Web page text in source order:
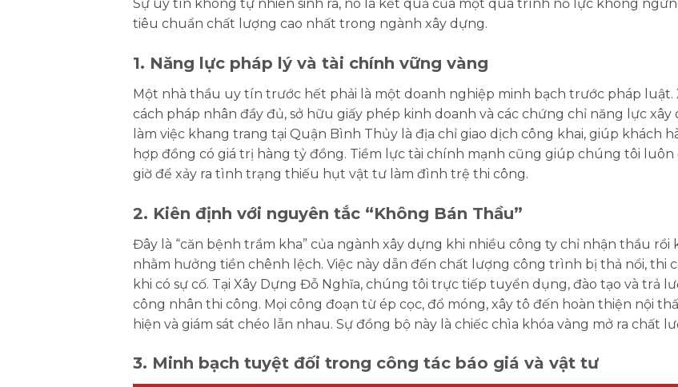
Sự uy tín không tự nhiên sinh ra, nó là kết quả của một quá trình nỗ lực không
tiêu chuẩn chất lượng cao nhất trong ngành xây dựng.
1. Năng lực pháp lý và tài chính vững vàng
Một nhà thầu uy tín trước hết phải là một doanh nghiệp minh bạch trước pháp
cách pháp nhân đầy đủ, sở hữu giấy phép kinh doanh và các chứng chỉ năng lực
làm việc khang trang tại Quận Bình Thủy là địa chỉ giao dịch công khai, giúp khách
hợp đồng có giá trị hàng tỷ đồng. Tiềm lực tài chính mạnh cũng giúp chúng tôi
giờ để xảy ra tình trạng thiếu hụt vật tư làm đình trệ thi công.
2. Kiên định với nguyên tắc “Không Bán Thầu”
Đây là “căn bệnh trầm kha” của ngành xây dựng khi nhiều công ty chỉ nhận thầu rồi
nhằm hưởng tiền chênh lệch. Việc này dẫn đến chất lượng công trình bị thả nổi, thi
khi có sự cố. Tại Xây Dựng Đỗ Nghĩa, chúng tôi trực tiếp tuyển dụng, đào tạo và trả
công nhân thi công. Mọi công đoạn từ ép cọc, đổ móng, xây tô đến hoàn thiện nội
hiện và giám sát chéo lẫn nhau. Sự đồng bộ này là chiếc chìa khóa vàng mở ra chất
3. Minh bạch tuyệt đối trong công tác báo giá và vật tư